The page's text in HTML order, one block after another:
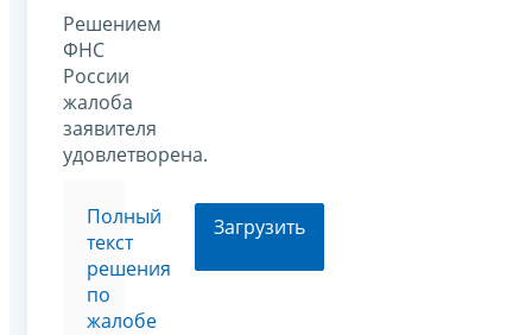
Решением
ФНС
России
жалоба
заявителя
удовлетворена.
Полный
текст
решения
по
жалобе
Загрузить